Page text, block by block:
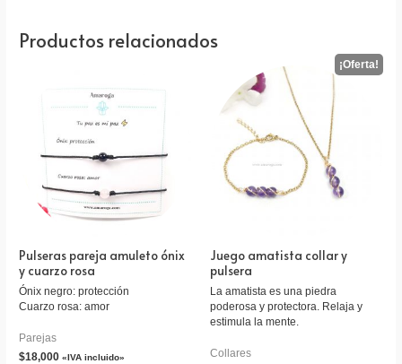
Productos relacionados
Pulseras pareja amuleto ónix
y cuarzo rosa
Ónix negro: protección
Cuarzo rosa: amor
Parejas
$18,000 «IVA incluido»
Juego amatista collar y
pulsera
La amatista es una piedra
poderosa y protectora. Relaja y
estimula la mente.
Collares